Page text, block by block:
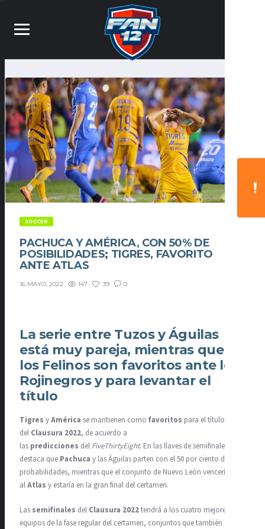
SOCCER
PACHUCA Y AMÉRICA, CON 50% DE
POSIBILIDADES; TIGRES, FAVORITO
ANTE ATLAS
16 MAYO, 2022 147 39 0
La serie entre Tuzos y Águilas
está muy pareja, mientras que
los Felinos son favoritos ante los
Rojinegros y para levantar el
título
Tigres yAmérica se mantienen como favoritos para el título
del Clausura 2022, de acuerdo a
las predicciones del FiveThirtyEight. En las llaves de semifinales
destaca que Pachuca y las Águilas parten con el 50 por ciento de
probabilidades, mientras que el conjunto de Nuevo León vencería
alAtlas y estaría en la gran final del certamen.
Las semifinales del Clausura 2022tendrá a los cuatro mejores
equipos de la fase regular del certamen, conjuntos que también